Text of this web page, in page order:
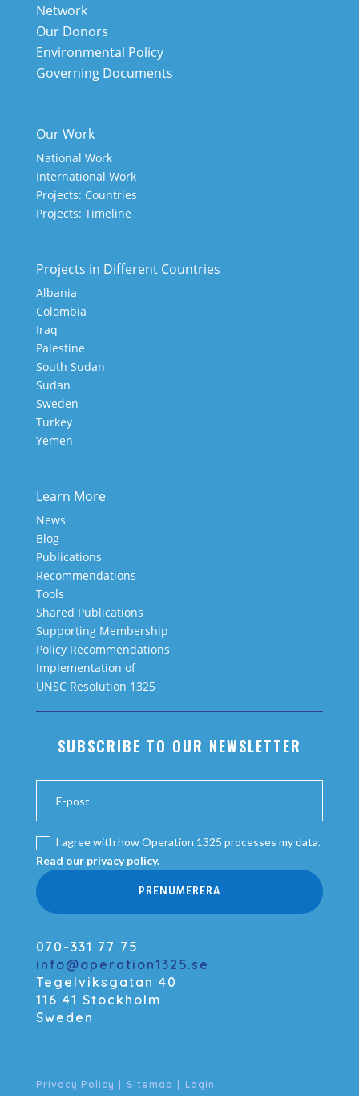
Network
Our Donors
Environmental Policy
Governing Documents
Our Work
National Work
International Work
Projects: Countries
Projects: Timeline
Projects in Different Countries
Albania
Colombia
Iraq
Palestine
South Sudan
Sudan
Sweden
Turkey
Yemen
Learn More
News
Blog
Publications
Recommendations
Tools
Shared Publications
Supporting Membership
Policy Recommendations
Implementation of
UNSC Resolution 1325
SUBSCRIBE TO OUR NEWSLETTER
I agree with how Operation 1325 processes my data.
Read our privacy policy.
PRENUMERERA
070-331 77 75
info@operation1325.se
Tegelviksgatan 40
116 41 Stockholm
Sweden
Privacy Policy | Sitemap | Login